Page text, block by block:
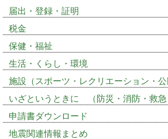
届出・登録・証明
税金
保健・福祉
生活・くらし・環境
施設（スポーツ・レクリエーション・公
いざというときに （防災・消防・救急
申請書ダウンロード
地震関連情報まとめ